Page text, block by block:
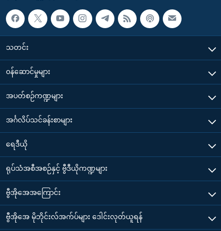
သတင်း
၀န်ဆောင်မှုများ
အပတ်စဉ်ကဏ္ဍများ
အင်္ဂလိပ်သင်ခန်းစာများ
ရေဒီယို
ရုပ်သံအစီအစဉ်နှင့် ဗွီဒီယိုကဏ္ဍများ
ဗွီအိုအေအကြောင်း
ဗွီအိုအေ မိုဘိုင်းလ်အက်ပ်များ ဒေါင်းလုတ်ယူရန်